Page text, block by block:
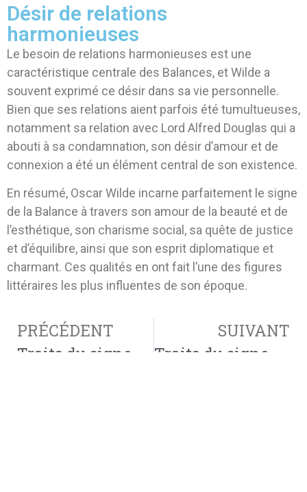
Désir de relations
harmonieuses
Le besoin de relations harmonieuses est une
caractéristique centrale des Balances, et Wilde a
souvent exprimé ce désir dans sa vie personnelle.
Bien que ses relations aient parfois été tumultueuses,
notamment sa relation avec Lord Alfred Douglas qui a
abouti à sa condamnation, son désir d’amour et de
connexion a été un élément central de son existence.
En résumé, Oscar Wilde incarne parfaitement le signe
de la Balance à travers son amour de la beauté et de
l’esthétique, son charisme social, sa quête de justice
et d’équilibre, ainsi que son esprit diplomatique et
charmant. Ces qualités en ont fait l’une des figures
littéraires les plus influentes de son époque.
PRÉCÉDENT
SUIVANT